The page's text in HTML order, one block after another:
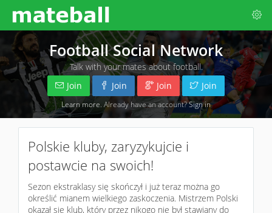
Football Social Network
Talk with your mates about football.
Join
Join Join Join
Learn more . Already have an account?Sign in
Polskie kluby, zaryzykujcie i
postawcie na swoich!
Sezon ekstraklasy się skończył i już teraz można go
określić mianem wielkiego zaskoczenia. Mistrzem Polski
okazał się klub, który przez nikogo nie był stawiany do